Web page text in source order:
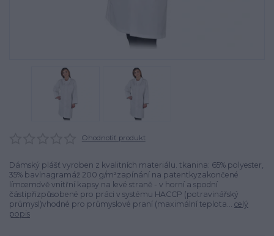
Ohodnotiť produkt
Dámský plášť vyroben z kvalitních materiálu. tkanina: 65% polyester,
35% bavlnagramáž 200 g/m²zapínání na patentkyzakončené
límcemdvě vnitřní kapsy na levé straně - v horní a spodní
částipřizpůsobené pro práci v systému HACCP (potravinářský
průmysl)vhodné pro průmyslové praní (maximální teplota... celý
popis